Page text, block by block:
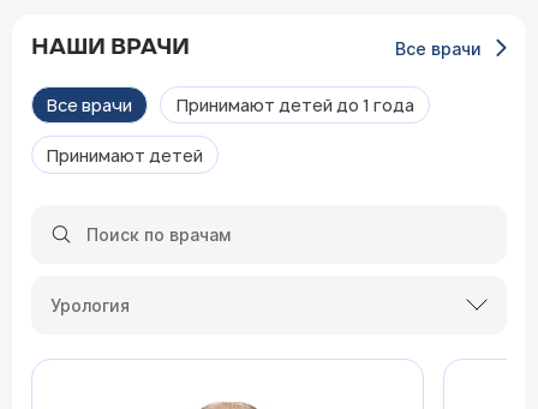
НАШИ ВРАЧИ Все врачи
Все врачи Принимают детей до 1 года
Принимают детей
Урология